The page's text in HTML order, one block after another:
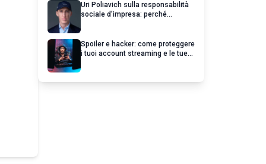
Uri Poliavich sulla responsabilità
sociale d’impresa: perché
Spoiler e hacker: come proteggere
i tuoi account streaming e le tue